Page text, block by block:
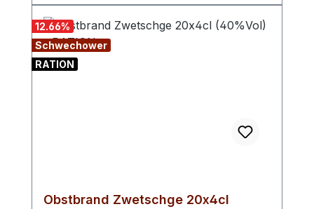
12.66%
Schwechower
RATION
Obstbrand Zwetschge 20x4cl